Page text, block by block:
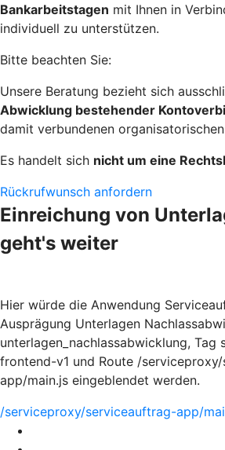
Bankarbeitstagen mit Ihnen in
individuell zu unterstützen.
Bitte beachten Sie:
Unsere Beratung bezieht sich
Abwicklung bestehender
damit verbundenen
Es handelt sich nicht um eine
Rückrufwunsch anfordern
Einreichung von
geht's weiter
Hier würde die Anwendung
Ausprägung Unterlagen
unterlagen_nachlassabwicklung, Tag
frontend-v1 und Route /
app/main.js eingeblendet werden.
/serviceproxy/serviceauftrag-app/